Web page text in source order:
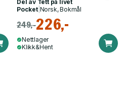
Del av Tett på livet
Pocket| Norsk, Bokmål
249,-226,-
Nettlager
Klikk&Hent